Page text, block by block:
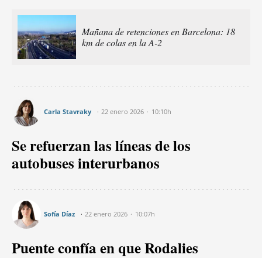
Mañana de retenciones en Barcelona: 18
km de colas en la A-2
Carla Stavraky 22 enero 2026 10:10h
Se refuerzan las líneas de los
autobuses interurbanos
Sofía Díaz 22 enero 2026 10:07h
Puente confía en que Rodalies